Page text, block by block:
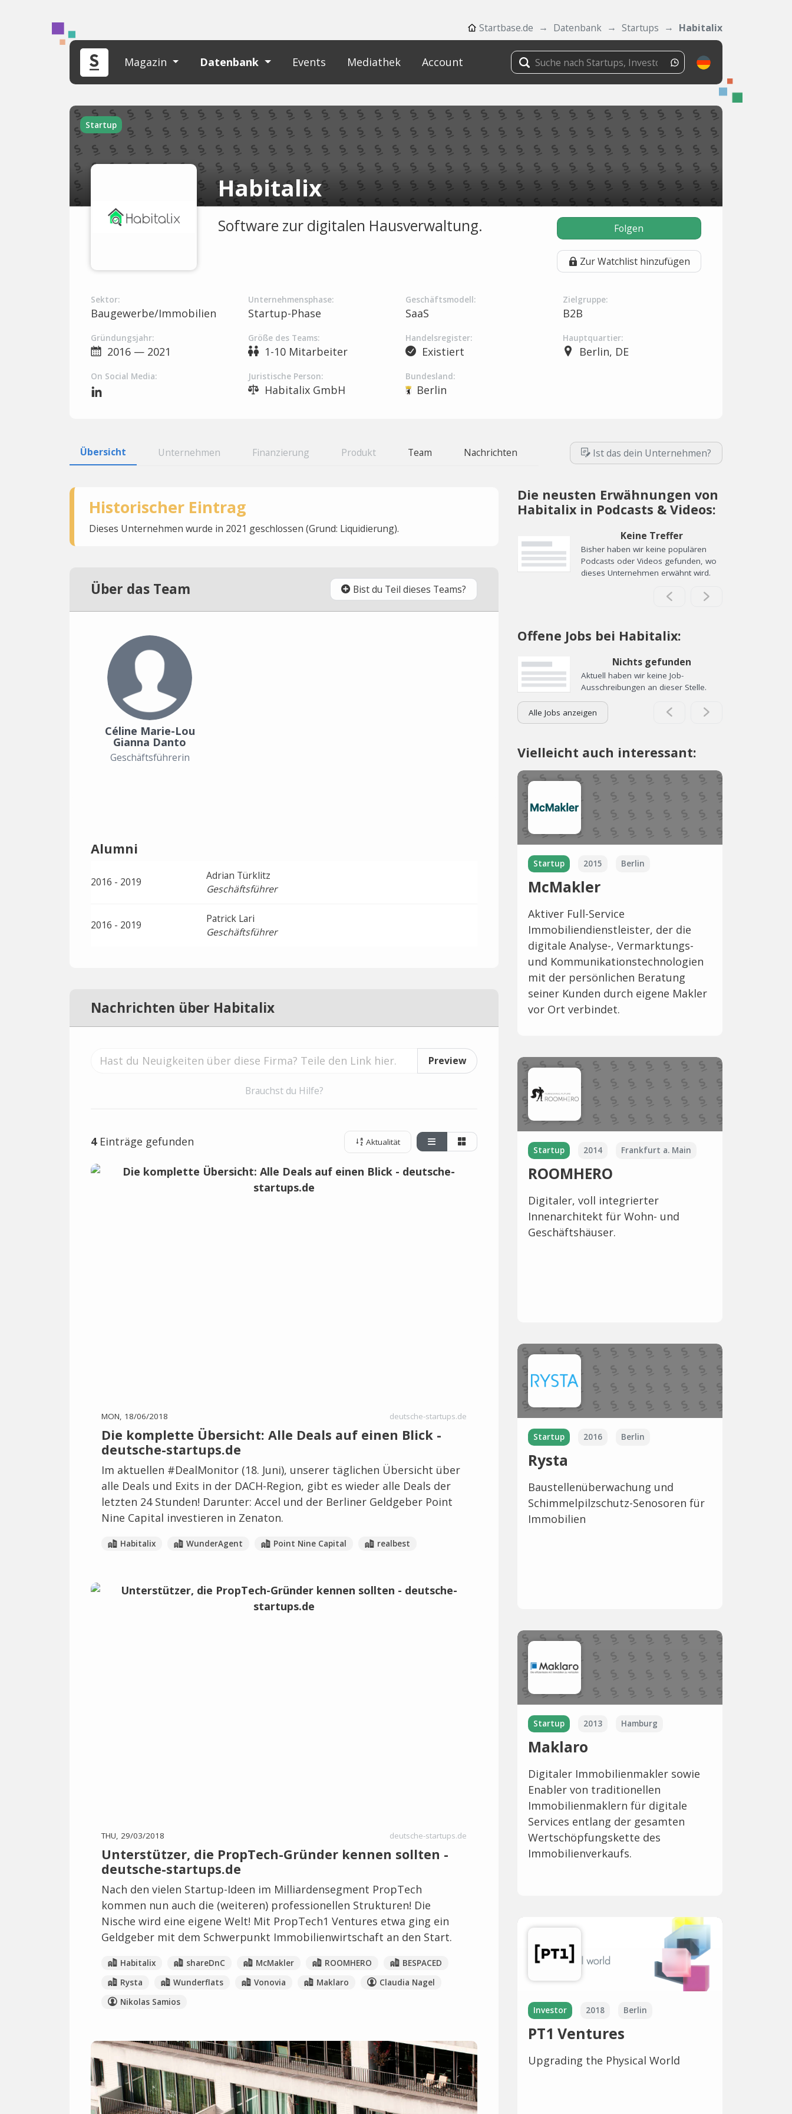
Startbase.de Datenbank Startups Habitalix
Magazin Datenbank Events Mediathek Account
Startup
Habitalix
Software zur digitalen Hausverwaltung. Folgen
Zur Watchlist hinzufügen
Sektor:
Baugewerbe/Immobilien
Unternehmensphase:
Startup-Phase
Geschäftsmodell:
SaaS
Zielgruppe:
B2B
Gründungsjahr:
2016 — 2021
Größe des Teams:
1-10 Mitarbeiter
Handelsregister:
Existiert
Hauptquartier:
Berlin, DE
On Social Media: Juristische Person:
Habitalix GmbH
Bundesland:
Berlin
Übersicht Unternehmen Finanzierung Produkt Team Nachrichten Ist das dein Unternehmen?
Historischer Eintrag
Dieses Unternehmen wurde in 2021 geschlossen (Grund: Liquidierung).
Über das Team Bist du Teil dieses Teams?
Céline Marie-Lou
Gianna Danto
Geschäftsführerin
Alumni
2016 - 2019
Adrian Türklitz
Geschäftsführer
2016 - 2019
Patrick Lari
Geschäftsführer
Nachrichten über Habitalix
Preview
Brauchst du Hilfe?
4Einträge gefunden Aktualität
MON, 18/06/2018 deutsche-startups.de
Die komplette Übersicht: Alle Deals auf einen Blick -
deutsche-startups.de
Im aktuellen #DealMonitor (18. Juni), unserer täglichen Übersicht über
alle Deals und Exits in der DACH-Region, gibt es wieder alle Deals der
letzten 24 Stunden! Darunter: Accel und der Berliner Geldgeber Point
Nine Capital investieren in Zenaton.
Habitalix WunderAgent Point Nine Capital realbest
THU, 29/03/2018 deutsche-startups.de
Unterstützer, die PropTech-Gründer kennen sollten -
deutsche-startups.de
Nach den vielen Startup-Ideen im Milliardensegment PropTech
kommen nun auch die (weiteren) professionellen Strukturen! Die
Nische wird eine eigene Welt! Mit PropTech1 Ventures etwa ging ein
Geldgeber mit dem Schwerpunkt Immobilienwirtschaft an den Start.
Habitalix shareDnC McMakler ROOMHERO
BESPACED
Rysta
Wunderflats Vonovia Maklaro
Claudia Nagel
Nikolas Samios
Die neusten Erwähnungen von
Habitalix in Podcasts & Videos:
Keine Treffer
Bisher haben wir keine populären
Podcasts oder Videos gefunden, wo
dieses Unternehmen erwähnt wird.
Offene Jobs bei Habitalix:
Nichts gefunden
Aktuell haben wir keine Job-
Ausschreibungen an dieser Stelle.
Alle Jobs anzeigen
Vielleicht auch interessant:
Startup 2015 Berlin
McMakler
Aktiver Full-Service
Immobiliendienstleister, der die
digitale Analyse-, Vermarktungs-
und Kommunikationstechnologien
mit der persönlichen Beratung
seiner Kunden durch eigene Makler
vor Ort verbindet.
Startup 2014 Frankfurt a. Main
ROOMHERO
Digitaler, voll integrierter
Innenarchitekt für Wohn- und
Geschäftshäuser.
Startup 2016 Berlin
Rysta
Baustellenüberwachung und
Schimmelpilzschutz-Senosoren für
Immobilien
Startup 2013 Hamburg
Maklaro
Digitaler Immobilienmakler sowie
Enabler von traditionellen
Immobilienmaklern für digitale
Services entlang der gesamten
Wertschöpfungskette des
Immobilienverkaufs.
Investor 2018 Berlin
PT1 Ventures
Upgrading the Physical World